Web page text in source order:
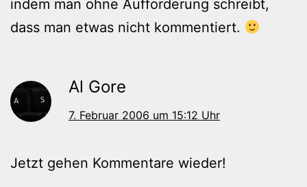
indem man ohne Aufforderung schreibt,
dass man etwas nicht kommentiert.
Al Gore
7. Februar 2006 um 15:12 Uhr
Jetzt gehen Kommentare wieder!